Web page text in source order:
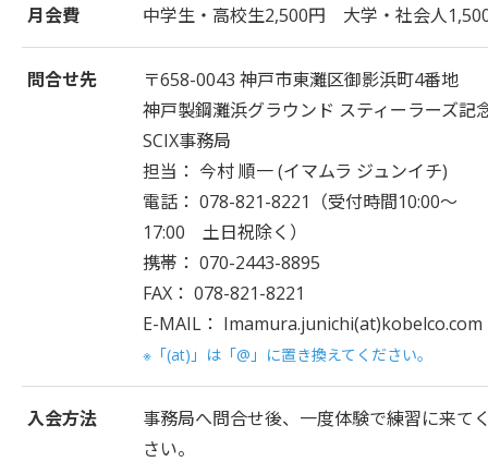
月会費 中学生・高校生2,500円 大学・社会人
問合せ先
〒658-0043 神戸市東灘区御影浜町4番地
神戸製鋼灘浜グラウンド スティーラーズ記
SCIX事務局
担当： 今村 順一 (イマムラ ジュンイチ)
電話： 078-821-8221（受付時間10:00～
17:00 土日祝除く）
携帯： 070-2443-8895
FAX： 078-821-8221
E-MAIL： Imamura.junichi(at)kobelco.com
※「(at)」は「@」に置き換えてください。
入会方法
事務局へ問合せ後、一度体験で練習に来て
さい。